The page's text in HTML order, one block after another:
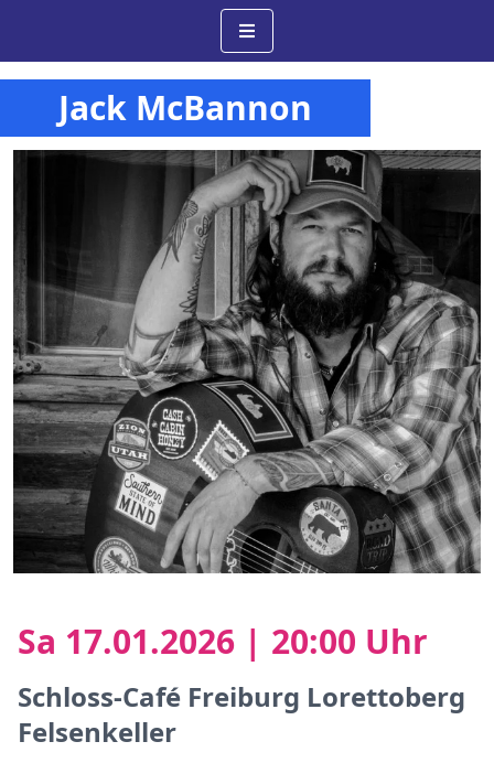
Jack McBannon
Sa 17.01.2026 | 20:00 Uhr
Schloss-Café Freiburg Lorettoberg
Felsenkeller